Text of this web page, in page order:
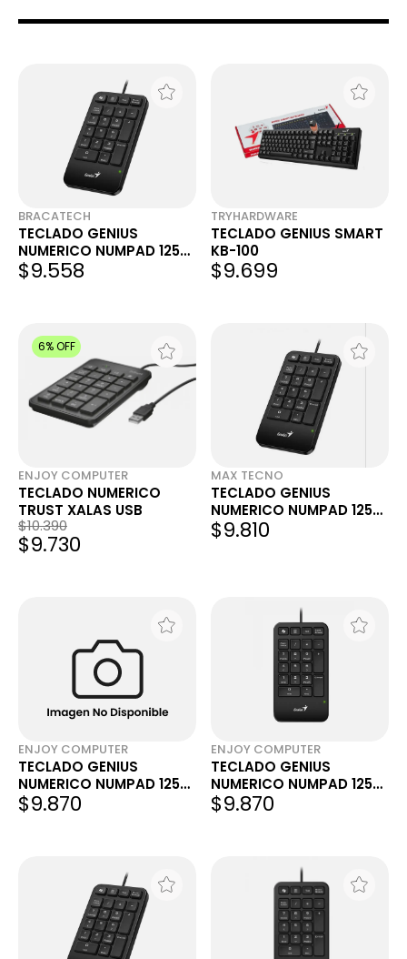
BRACATECH
TECLADO GENIUS
NUMERICO NUMPAD 125
USB-A BLACK
$9.558
TRYHARDWARE
TECLADO GENIUS SMART
KB-100
$9.699
6% OFF
ENJOY COMPUTER
TECLADO NUMERICO
TRUST XALAS USB
$10.390
$9.730
MAX TECNO
TECLADO GENIUS
NUMERICO NUMPAD 125
USB-A NEGRO
$9.810
ENJOY COMPUTER
TECLADO GENIUS
NUMERICO NUMPAD 125
USB-A BLACK
$9.870
ENJOY COMPUTER
TECLADO GENIUS
NUMERICO NUMPAD 125
USB-A BLACK
$9.870